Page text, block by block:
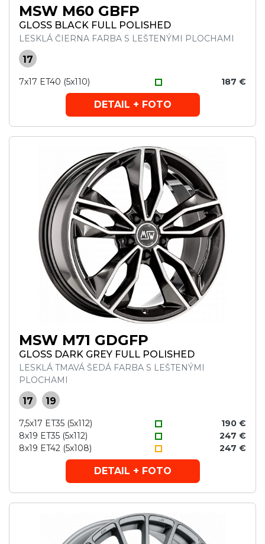
MSW M60 GBFP
GLOSS BLACK FULL POLISHED
LESKLÁ ČIERNA FARBA S LEŠTENÝMI PLOCHAMI
17
7x17 ET40 (5x110) 187 €
DETAIL + FOTO
MSW M71 GDGFP
GLOSS DARK GREY FULL POLISHED
LESKLÁ TMAVÁ ŠEDÁ FARBA S LEŠTENÝMI
PLOCHAMI
17 19
7,5x17 ET35 (5x112)
190 €
8x19 ET35 (5x112)
247 €
8x19 ET42 (5x108)
247 €
DETAIL + FOTO